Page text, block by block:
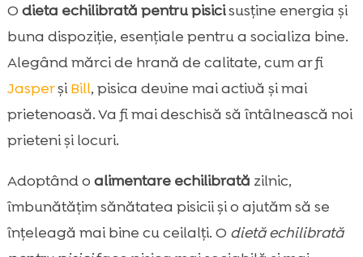
O dieta echilibrată pentru pisicisusține energia și
buna dispoziție, esențiale pentru a socializa bine.
Alegând mărci de hrană de calitate, cum ar fi
JasperșiBill, pisica devine mai activă și mai
prietenoasă. Va fi mai deschisă să întâlnească noi
prieteni și locuri.
Adoptând o alimentare echilibrată zilnic,
îmbunătățim sănătatea pisicii și o ajutăm să se
înțeleagă mai bine cu ceilalți. O dietă echilibrată